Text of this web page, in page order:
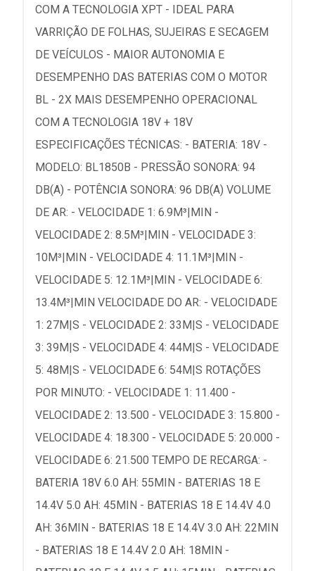
COM A TECNOLOGIA XPT - IDEAL PARA
VARRIÇÃO DE FOLHAS, SUJEIRAS E SECAGEM
DE VEÍCULOS - MAIOR AUTONOMIA E
DESEMPENHO DAS BATERIAS COM O MOTOR
BL - 2X MAIS DESEMPENHO OPERACIONAL
COM A TECNOLOGIA 18V + 18V
ESPECIFICAÇÕES TÉCNICAS: - BATERIA: 18V -
MODELO: BL1850B - PRESSÃO SONORA: 94
DB(A) - POTÊNCIA SONORA: 96 DB(A) VOLUME
DE AR: - VELOCIDADE 1: 6.9M³|MIN -
VELOCIDADE 2: 8.5M³|MIN - VELOCIDADE 3:
10M³|MIN - VELOCIDADE 4: 11.1M³|MIN -
VELOCIDADE 5: 12.1M³|MIN - VELOCIDADE 6:
13.4M³|MIN VELOCIDADE DO AR: - VELOCIDADE
1: 27M|S - VELOCIDADE 2: 33M|S - VELOCIDADE
3: 39M|S - VELOCIDADE 4: 44M|S - VELOCIDADE
5: 48M|S - VELOCIDADE 6: 54M|S ROTAÇÕES
POR MINUTO: - VELOCIDADE 1: 11.400 -
VELOCIDADE 2: 13.500 - VELOCIDADE 3: 15.800 -
VELOCIDADE 4: 18.300 - VELOCIDADE 5: 20.000 -
VELOCIDADE 6: 21.500 TEMPO DE RECARGA: -
BATERIA 18V 6.0 AH: 55MIN - BATERIAS 18 E
14.4V 5.0 AH: 45MIN - BATERIAS 18 E 14.4V 4.0
AH: 36MIN - BATERIAS 18 E 14.4V 3.0 AH: 22MIN
- BATERIAS 18 E 14.4V 2.0 AH: 18MIN -